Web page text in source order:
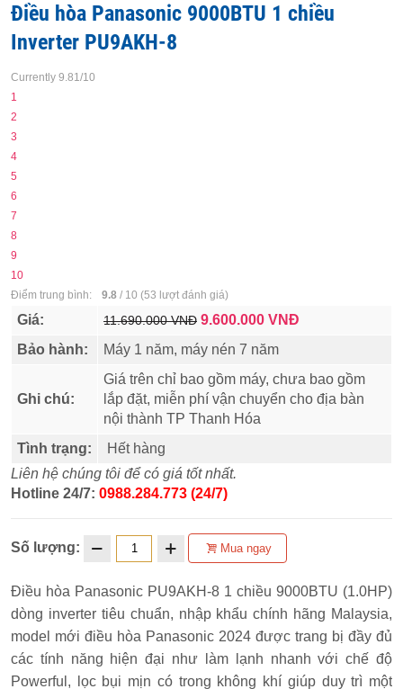
Điều hòa Panasonic 9000BTU 1 chiều
Inverter PU9AKH-8
Currently 9.81/10
1
2
3
4
5
6
7
8
9
10
Điểm trung bình:
9.8 / 10 (53 lượt đánh giá)
Giá: 11.690.000 VNĐ 9.600.000 VNĐ
Bảo hành:
Máy 1 năm, máy nén 7 năm
Ghi chú:
Giá trên chỉ bao gồm máy, chưa bao gồm
lắp đặt, miễn phí vận chuyển cho địa bàn
nội thành TP Thanh Hóa
Tình trạng:
Hết hàng
Liên hệ chúng tôi để có giá tốt nhất.
Hotline 24/7: 0988.284.773 (24/7)
Số lượng: Mua ngay
Điều hòa Panasonic PU9AKH-8 1 chiều 9000BTU (1.0HP)
dòng inverter tiêu chuẩn, nhập khẩu chính hãng Malaysia,
model mới điều hòa Panasonic 2024 được trang bị đầy đủ
các tính năng hiện đại như làm lạnh nhanh với chế độ
Powerful, lọc bụi mịn có trong không khí giúp duy trì một